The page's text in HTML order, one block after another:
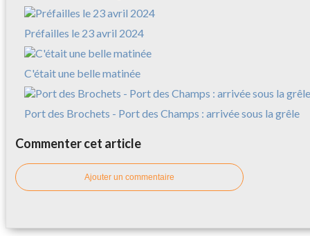
Préfailles le 23 avril 2024
C'était une belle matinée
Port des Brochets - Port des Champs : arrivée sous la grêle
Commenter cet article
Ajouter un commentaire